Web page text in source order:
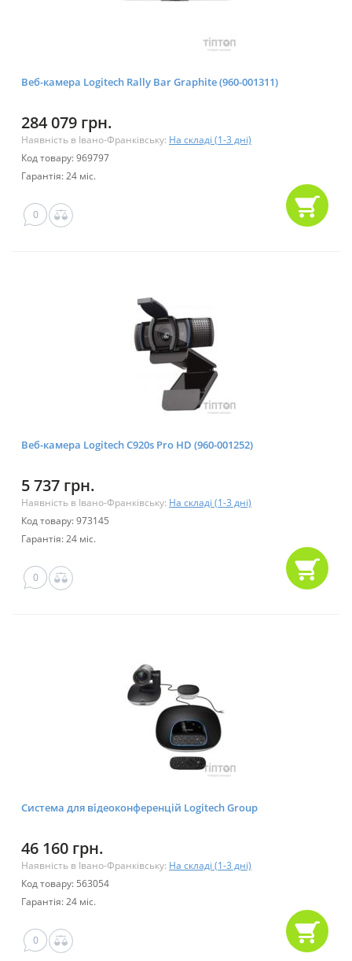
Веб-камера Logitech Rally Bar Graphite (960-001311)
284 079 грн.
Наявність в Івано-Франківську: На складі (1-3 дні)
Код товару: 969797
Гарантія: 24 міс.
0
Веб-камера Logitech C920s Pro HD (960-001252)
5 737 грн.
Наявність в Івано-Франківську: На складі (1-3 дні)
Код товару: 973145
Гарантія: 24 міс.
0
Система для відеоконференцій Logitech Group
46 160 грн.
Наявність в Івано-Франківську: На складі (1-3 дні)
Код товару: 563054
Гарантія: 24 міс.
0